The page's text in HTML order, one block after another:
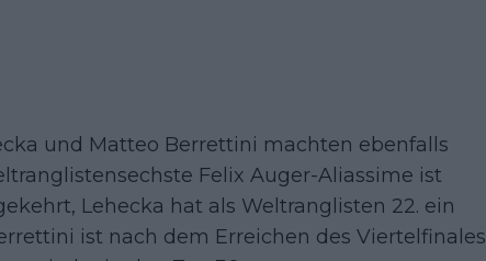
und Matteo Berrettini machten ebenfalls
Felix Auger-Aliassime ist
Lehecka hat als Weltranglisten 22. ein
ist nach dem Erreichen des Viertelfinales